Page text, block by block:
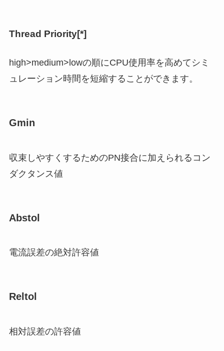
Thread Priority[*]
high>medium>lowの順にCPU使用率を高めてシミ
ュレーション時間を短縮することができます。
Gmin
収束しやすくするためのPN接合に加えられるコン
ダクタンス値
Abstol
電流誤差の絶対許容値
Reltol
相対誤差の許容値